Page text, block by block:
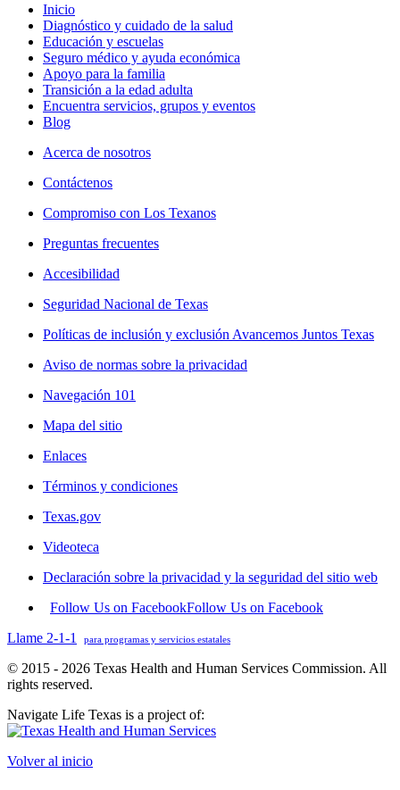
Inicio
Diagnóstico y cuidado de la salud
Educación y escuelas
Seguro médico y ayuda económica
Apoyo para la familia
Transición a la edad adulta
Encuentra servicios, grupos y eventos
Blog
Acerca de nosotros
Contáctenos
Compromiso con Los Texanos
Preguntas frecuentes
Accesibilidad
Seguridad Nacional de Texas
Políticas de inclusión y exclusión Avancemos Juntos Texas
Aviso de normas sobre la privacidad
Navegación 101
Mapa del sitio
Enlaces
Términos y condiciones
Texas.gov
Videoteca
Declaración sobre la privacidad y la seguridad del sitio web
Follow Us on FacebookFollow Us on Facebook
Llame 2-1-1
para programas y servicios estatales
© 2015 - 2026 Texas Health and Human Services Commission. All
rights reserved.
Navigate Life Texas is a project of:
Volver al inicio